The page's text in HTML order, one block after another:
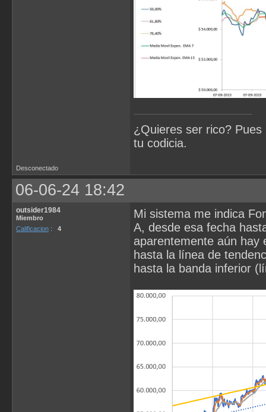
¿Quieres ser rico?
tu codicia.
Desconectado
06-06-24 18:42
outsider1984
Miembro
Calificacion : 4
Mi sistema me indica
A, desde esa fecha
aparentemente aún hay
hasta la línea de
hasta la banda inferior